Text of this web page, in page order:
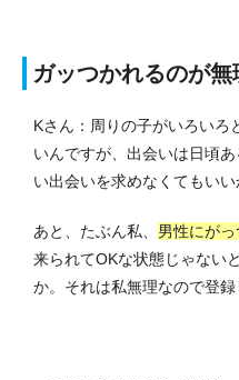
ガッつかれるのが無
Kさん：周りの子がいろいろ
いんですが、出会いは日頃
い出会いを求めなくてもいい
あと、たぶん私、 男性にが
来られてOKな状態じゃない
か。それは私無理なので登録